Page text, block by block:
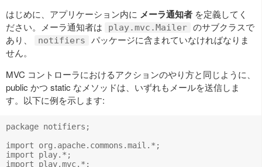
はじめに、アプリケーション内に メーラ通知者 を定義してく
ださい。メーラ通知者は
play.mvc.Mailer のサブクラスで
あり、
notifiers
パッケージに含まれていなければなりま
せん。
MVC コントローラにおけるアクションのやり方と同じように、
public かつ static なメソッドは、いずれもメールを送信しま
す。以下に例を示します:
package notifiers;
import org.apache.commons.mail.*;
import play.*;
import play.mvc.*;